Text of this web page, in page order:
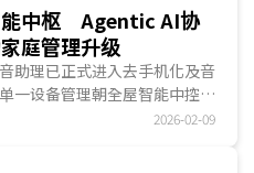
能中枢 Agentic AI协
庭管理升级
助理已正式进入去手机化及音
一设备管理朝全屋智能中控发
、實時操作」优势，主要将AI
2026-02-09